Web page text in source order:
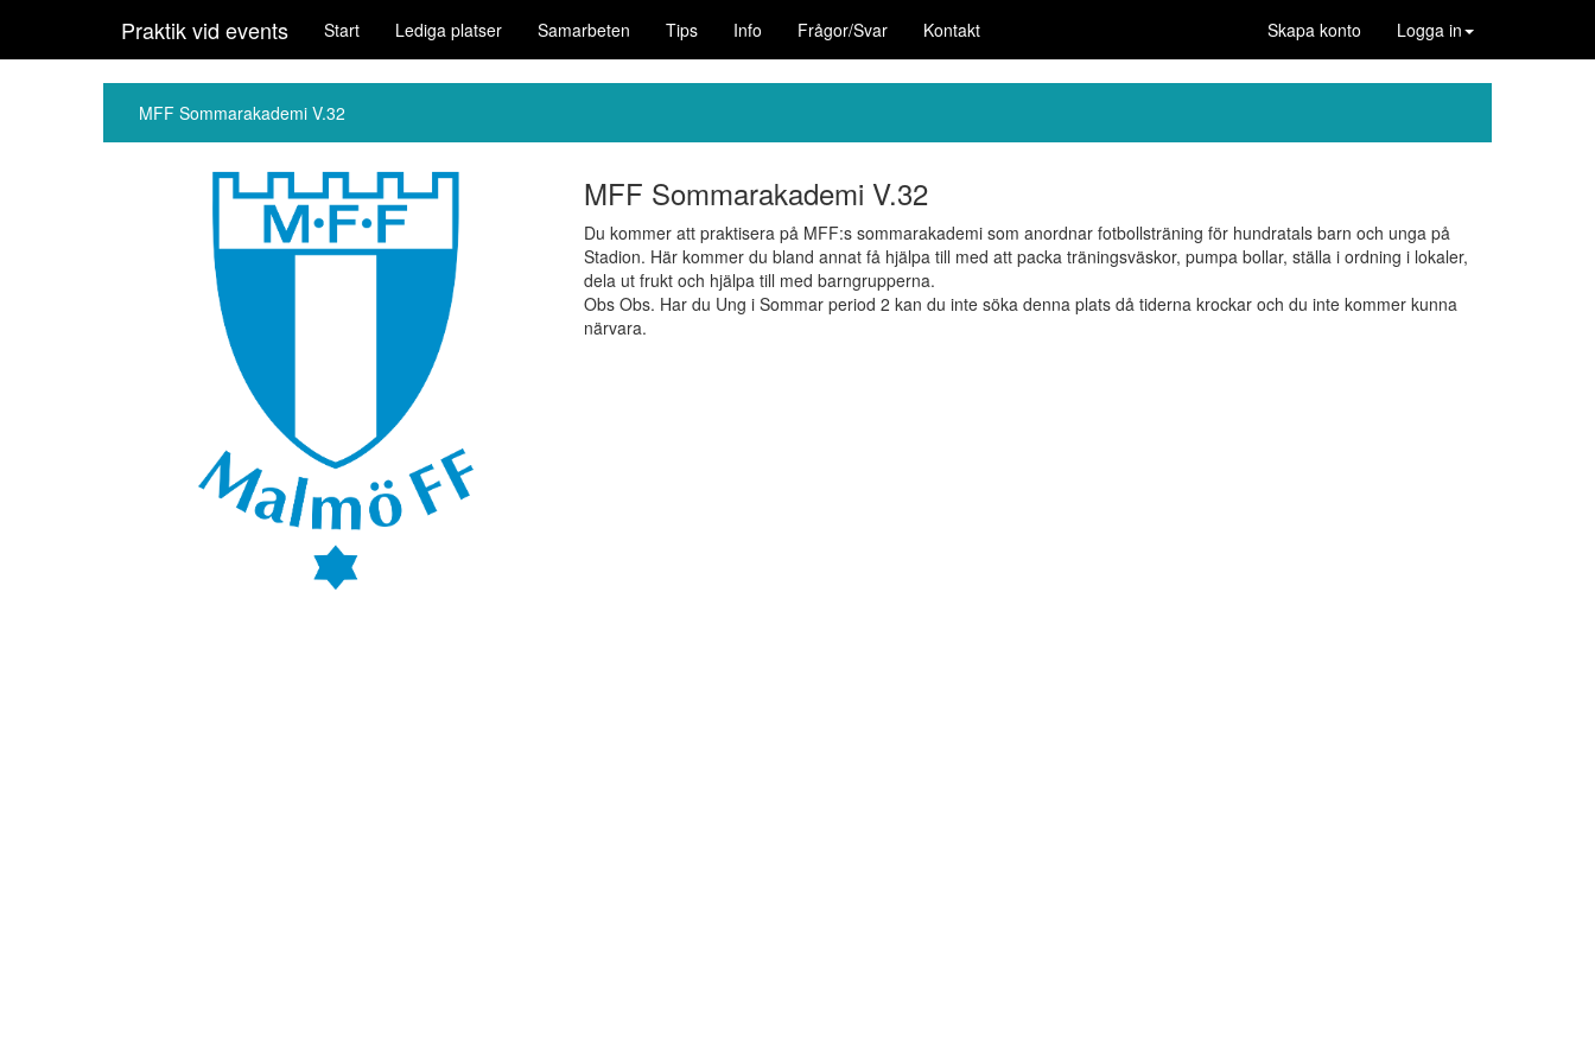
Praktik vid events Start Lediga platser Samarbeten Tips Info Frågor/Svar Kontakt Skapa konto Logga in
MFF Sommarakademi V.32
MFF Sommarakademi V.32
Du kommer att praktisera på MFF:s sommarakademi som anordnar fotbollsträning för hundratals barn och unga på
Stadion. Här kommer du bland annat få hjälpa till med att packa träningsväskor, pumpa bollar, ställa i ordning i lokaler,
dela ut frukt och hjälpa till med barngrupperna.
Obs Obs. Har du Ung i Sommar period 2 kan du inte söka denna plats då tiderna krockar och du inte kommer kunna
närvara.